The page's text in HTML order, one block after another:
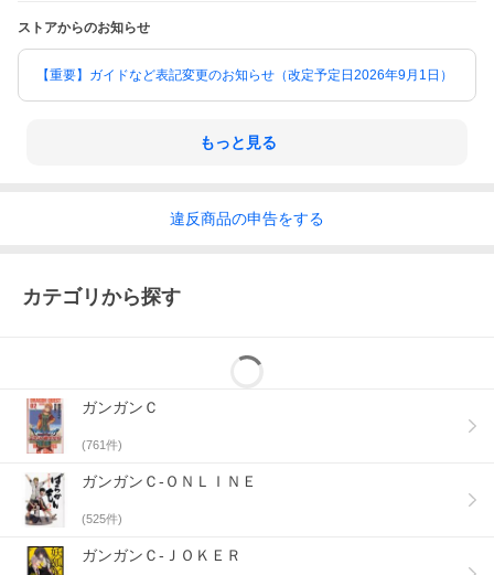
ストアからのお知らせ
【重要】ガイドなど表記変更のお知らせ（改定予定日2026年9月1日）
もっと見る
違反商品の申告をする
カテゴリから探す
ガンガンＣ
(761件)
ガンガンＣ-ＯＮＬＩＮＥ
(525件)
ガンガンＣ-ＪＯＫＥＲ